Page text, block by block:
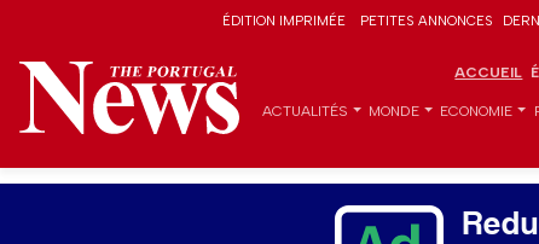
ÉDITION IMPRIMÉE PETITES ANNONCES
ACCUEIL
ACTUALITÉS MONDE ECONOMIE